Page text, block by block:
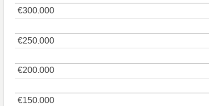
€150.000
€150.000
€200.000
€200.000
€250.000
€250.000
€300.000
€300.000